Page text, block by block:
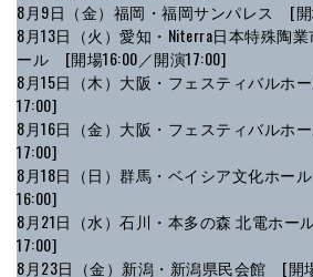
8月9日（金）福岡・福岡サンパレス [開
8⽉13⽇（火）愛知・Niterra⽇本特殊陶
ール [開場16:00／開演17:00]
8⽉15⽇（木）大阪・フェスティバルホ
17:00]
8⽉16⽇（金）大阪・フェスティバルホ
17:00]
8⽉18⽇（日）群⾺・ベイシア⽂化ホー
16:00]
8⽉21⽇（水）石川・本多の森 北電ホ
17:00]
8⽉23⽇（金）新潟・新潟県⺠会館 [開